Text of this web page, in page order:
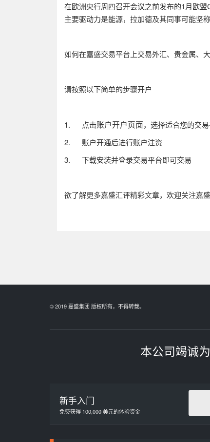
在欧洲央行周四召开会议之前发布的1月欧盟
主要驱动力是能源，拉加德及其同事可能坚
如何在嘉盛交易平台上交易外汇、贵金属、
请按照以下简单的步骤开户
1. 点击账户开户页面，选择适合您的交
2. 账户开通后进行账户注资
3. 下载安装并登录交易平台即可交易
欲了解更多嘉盛汇评精彩文章，欢迎关注嘉
© 2019 嘉盛集团 版权所有，不得转载。
本公司竭诚
新手入门
免费获得 100,000 美元的体验资金